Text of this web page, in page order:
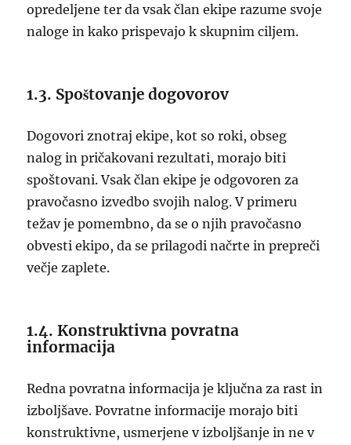
opredeljene ter da vsak član ekipe razume svoje
naloge in kako prispevajo k skupnim ciljem.
1.3. Spoštovanje dogovorov
Dogovori znotraj ekipe, kot so roki, obseg
nalog in pričakovani rezultati, morajo biti
spoštovani. Vsak član ekipe je odgovoren za
pravočasno izvedbo svojih nalog. V primeru
težav je pomembno, da se o njih pravočasno
obvesti ekipo, da se prilagodi načrte in prepreči
večje zaplete.
1.4. Konstruktivna povratna
informacija
Redna povratna informacija je ključna za rast in
izboljšave. Povratne informacije morajo biti
konstruktivne, usmerjene v izboljšanje in ne v